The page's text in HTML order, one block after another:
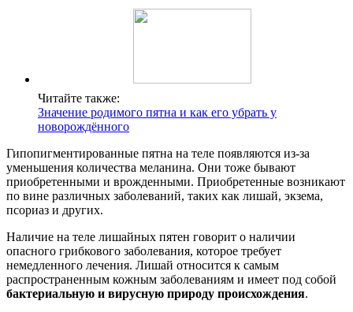
Читайте также:
Значение родимого пятна и как его убрать у
новорождённого
Гипопигментированные пятна на теле появляются из-за
уменьшения количества меланина. Они тоже бывают
приобретенными и врожденными. Приобретенные возникают
по вине различных заболеваний, таких как лишай, экзема,
псориаз и других.
Наличие на теле лишайных пятен говорит о наличии
опасного грибкового заболевания, которое требует
немедленного лечения. Лишай относится к самым
распространенным кожным заболеваниям и имеет под собой
бактериальную и вирусную природу происхождения.